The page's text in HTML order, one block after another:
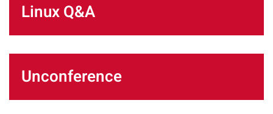
Linux Q&A
Unconference